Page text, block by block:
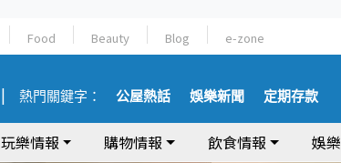
Food Beauty Blog e-zone
熱門關鍵字： 公屋熱話 娛樂新聞 定期存款
玩樂情報 購物情報 飲食情報 娛樂